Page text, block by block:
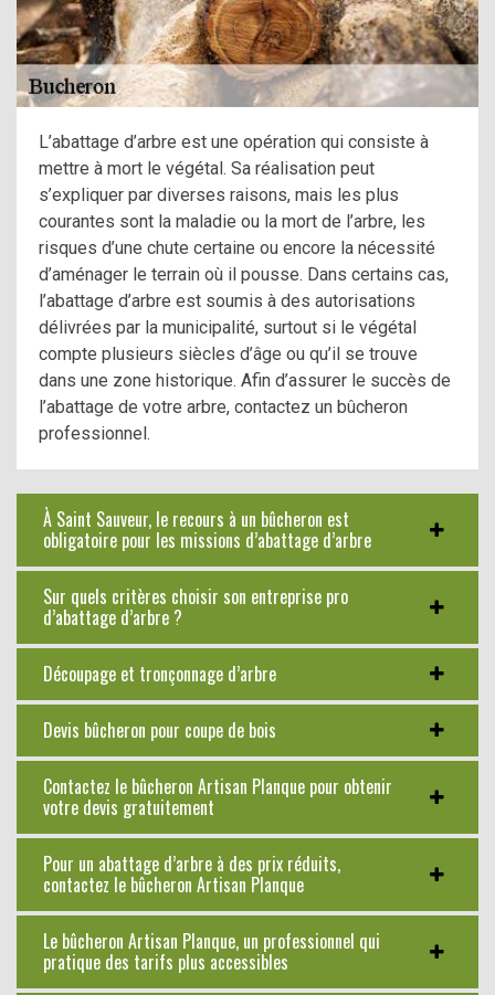
L’abattage d’arbre est une opération qui consiste à
mettre à mort le végétal. Sa réalisation peut
s’expliquer par diverses raisons, mais les plus
courantes sont la maladie ou la mort de l’arbre, les
risques d’une chute certaine ou encore la nécessité
d’aménager le terrain où il pousse. Dans certains cas,
l’abattage d’arbre est soumis à des autorisations
délivrées par la municipalité, surtout si le végétal
compte plusieurs siècles d’âge ou qu’il se trouve
dans une zone historique. Afin d’assurer le succès de
l’abattage de votre arbre, contactez un bûcheron
professionnel.
À Saint Sauveur, le recours à un bûcheron est
obligatoire pour les missions d’abattage d’arbre
Sur quels critères choisir son entreprise pro
d’abattage d’arbre ?
Découpage et tronçonnage d’arbre
Devis bûcheron pour coupe de bois
Contactez le bûcheron Artisan Planque pour obtenir
votre devis gratuitement
Pour un abattage d’arbre à des prix réduits,
contactez le bûcheron Artisan Planque
Le bûcheron Artisan Planque, un professionnel qui
pratique des tarifs plus accessibles